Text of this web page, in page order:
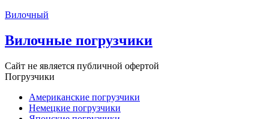
Вилочный
Вилочные погрузчики
Сайт не является публичной офертой
Погрузчики
Американские погрузчики
Немецкие погрузчики